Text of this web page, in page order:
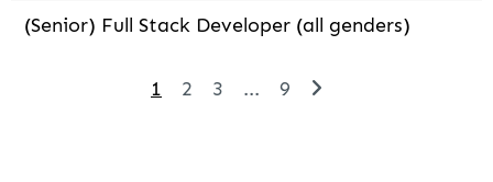
(Senior) Full Stack Developer (all genders)
1 2 3 ... 9